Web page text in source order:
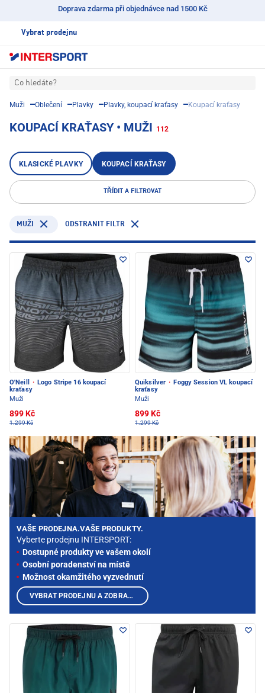
Doprava zdarma při objednávce nad 1500 Kč
Vybrat prodejnu
Co hledáte?
Muži Oblečení Plavky Plavky, koupací kraťasy Koupací kraťasy
KOUPACÍ KRAŤASY • MUŽI 112
KLASICKÉ PLAVKY KOUPACÍ KRAŤASY
TŘÍDIT A FILTROVAT
MUŽI ODSTRANIT FILTR
O'Neill · Logo Stripe 16 koupací
kraťasy
Muži
899 Kč
1.299 Kč
Quiksilver · Foggy Session VL koupací
kraťasy
Muži
899 Kč
1.299 Kč
VAŠE PRODEJNA.VAŠE PRODUKTY.
Vyberte prodejnu INTERSPORT:
Dostupné produkty ve vašem okolí
Osobní poradenství na místě
Možnost okamžitého vyzvednutí
VYBRAT PRODEJNU A ZOBRAZIT PRODUKTY